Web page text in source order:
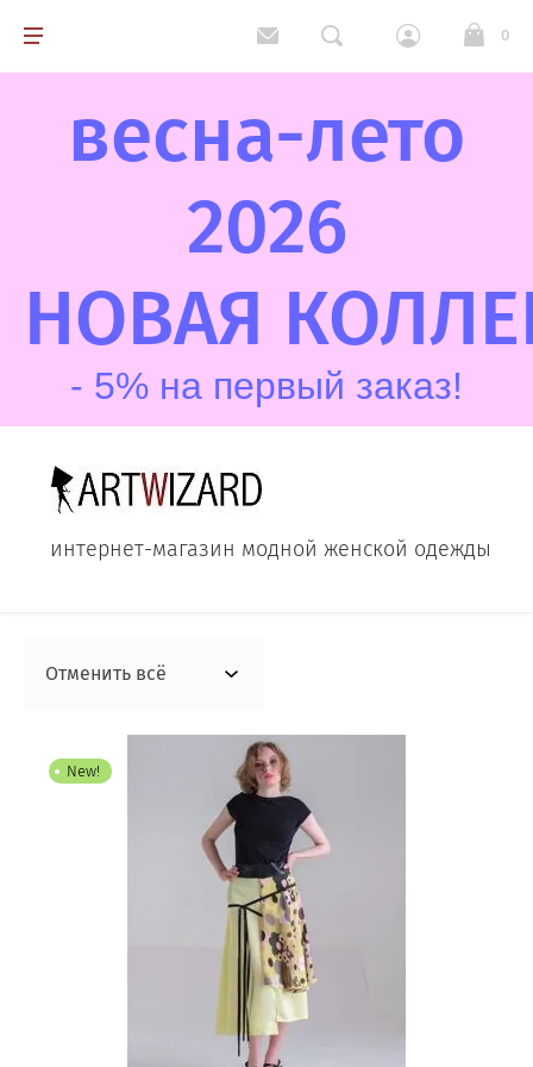
Джемперы и кардиганы
Юбки и брюки
Верхняя одежда
Аксессуары
кардиганы
0
весна-лето
2026
НОВАЯ
- 5% на первый заказ!
интернет-магазин модной женской одежды
Отменить всё
New!